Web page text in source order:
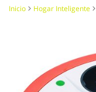
Inicio Hogar Inteligente